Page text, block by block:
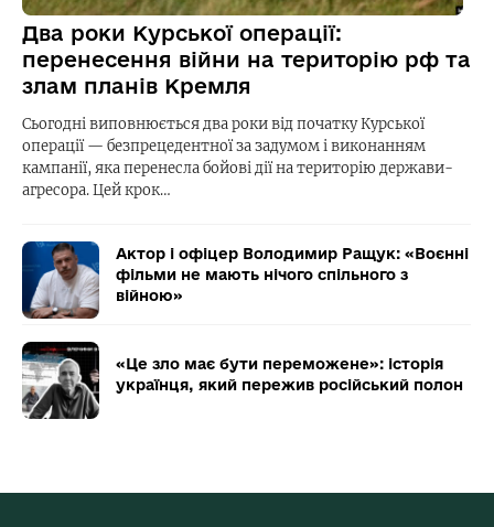
Два роки Курської операції:
перенесення війни на територію рф та
злам планів Кремля
Сьогодні виповнюється два роки від початку Курської
операції — безпрецедентної за задумом і виконанням
кампанії, яка перенесла бойові дії на територію держави-
агресора. Цей крок…
Актор і офіцер Володимир Ращук: «Воєнні
фільми не мають нічого спільного з
війною»
«Це зло має бути переможене»: історія
українця, який пережив російський полон